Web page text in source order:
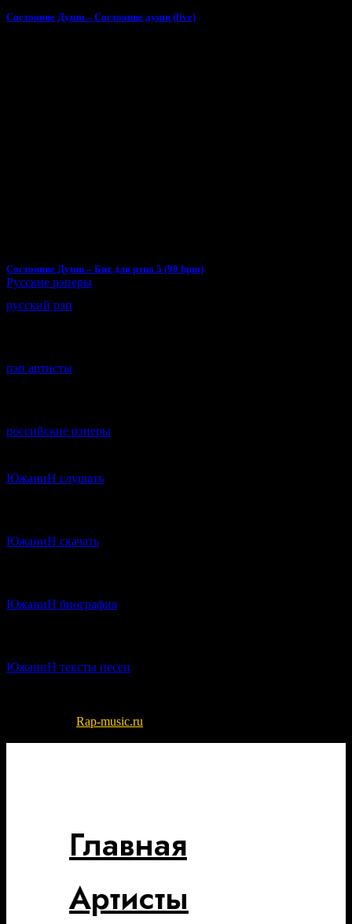
Состояние Души – Состояние души (live)
Состояние Души – Бит для рэпа 5 (90 bpm)
Русские рэперы
русский рэп
рэп артисты
российские рэперы
ЮжаниН слушать
ЮжаниН скачать
ЮжаниН биография
ЮжаниН тексты песен
Rap-music.ru
Главная
Артисты